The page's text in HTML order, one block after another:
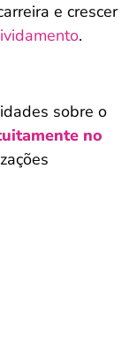
e crescer
.
sobre o
no